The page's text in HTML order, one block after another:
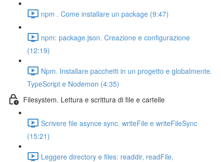
npm . Come installare un package (9:47)
npm: package.json. Creazione e configurazione
(12:19)
Npm. Installare pacchetti in un progetto e globalmente.
TypeScript e Nodemon (4:35)
Filesystem. Lettura e scrittura di file e cartelle
Scrivere file asynce sync. writeFile e writeFileSync
(15:21)
Leggere directory e files: readdir, readFile,